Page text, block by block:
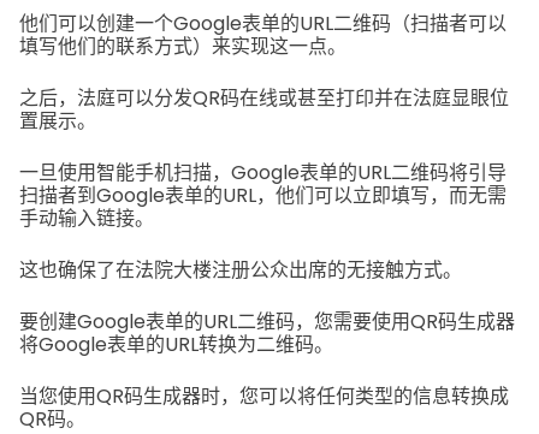
他们可以创建一个Google表单的URL二维码（扫描者可以
填写他们的联系方式）来实现这一点。
之后，法庭可以分发QR码在线或甚至打印并在法庭显眼位
置展示。
一旦使用智能手机扫描，Google表单的URL二维码将引导
扫描者到Google表单的URL，他们可以立即填写，而无需
手动输入链接。
这也确保了在法院大楼注册公众出席的无接触方式。
要创建Google表单的URL二维码，您需要使用QR码生成器
将Google表单的URL转换为二维码。
当您使用QR码生成器时，您可以将任何类型的信息转换成
QR码。